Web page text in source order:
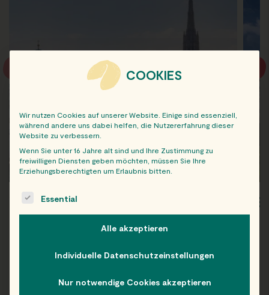
WIEN
Folge uns auf Instagram!
COOKIES
Wir nutzen Cookies auf unserer Website. Einige sind essenziell,
während andere uns dabei helfen, die Nutzererfahrung dieser
Website zu verbessern.
Wenn Sie unter 16 Jahre alt sind und Ihre Zustimmung zu
freiwilligen Diensten geben möchten, müssen Sie Ihre
Erziehungsberechtigten um Erlaubnis bitten.
The following is a list of service groups for which consent
Essential
Alle akzeptieren
Individuelle Datenschutzeinstellungen
Nur notwendige Cookies akzeptieren